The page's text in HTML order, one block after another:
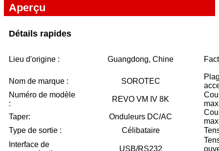
Aperçu
Détails rapides
Lieu d'origine : Guangdong, Chine
Nom de marque : SOROTEC
Numéro de modèle
:
REVO VM IV 8K
Taper:
Onduleurs DC/AC
Type de sortie :
Célibataire
Interface de
USB/RS232